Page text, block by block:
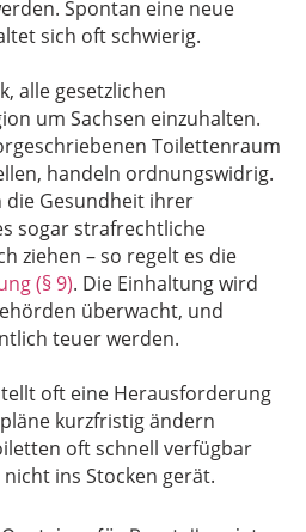
Spontan eine neue
sich oft schwierig.
alle gesetzlichen
um Sachsen einzuhalten.
Toilettenraum
handeln ordnungswidrig.
die Gesundheit ihrer
sogar strafrechtliche
ziehen – so regelt es die
(§ 9). Die Einhaltung wird
überwacht, und
teuer werden.
oft eine Herausforderung
kurzfristig ändern
oft schnell verfügbar
ins Stocken gerät.